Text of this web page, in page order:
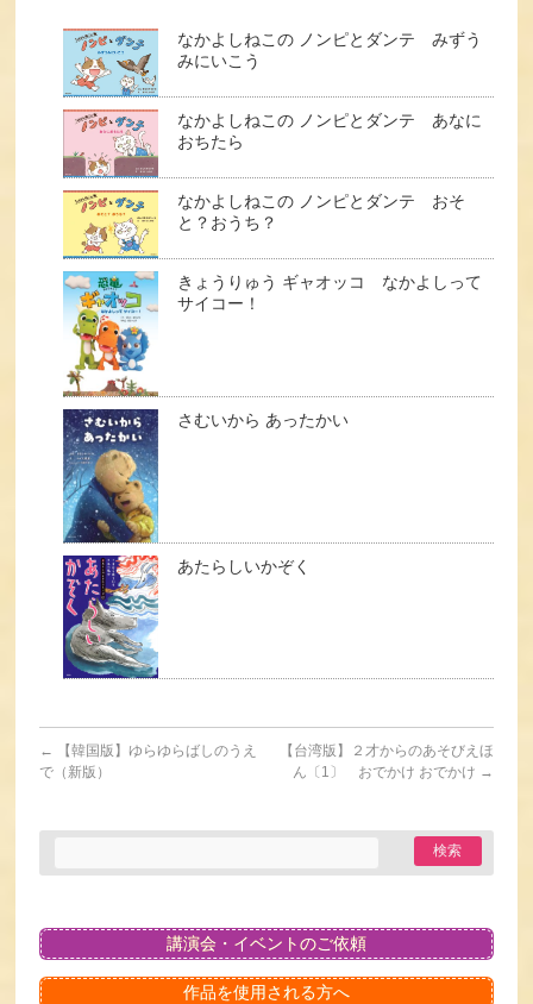
なかよしねこの ノンピとダンテ みずう
みにいこう
なかよしねこの ノンピとダンテ あなに
おちたら
なかよしねこの ノンピとダンテ おそ
と？おうち？
きょうりゅう ギャオッコ なかよしって
サイコー！
さむいから あったかい
あたらしいかぞく
←
【韓国版】ゆらゆらばしのうえ
で（新版）
【台湾版】２才からのあそびえほ
ん〔1〕 おでかけ おでかけ →
講演会・イベントのご依頼
作品を使用される方へ